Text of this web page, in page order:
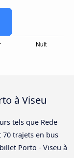
à Viseu
tels que Rede
70 trajets en bus
Porto - Viseu à